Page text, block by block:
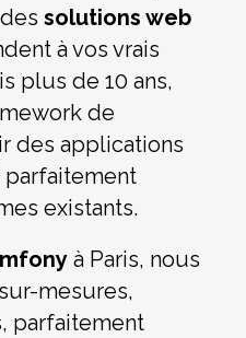
dessolutions web
à vos vrais
plus de 10 ans,
de
des applications
existants.
à Paris, nous
mesures,
parfaitement